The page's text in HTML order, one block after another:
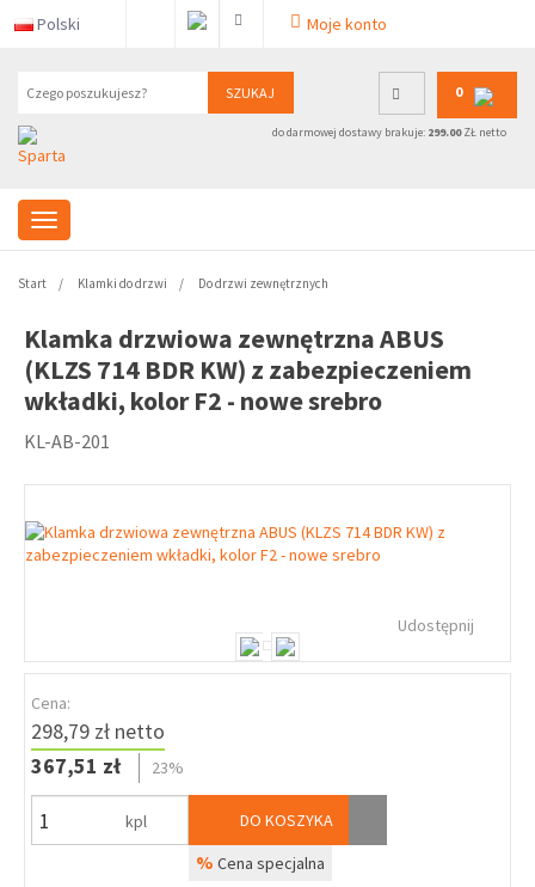
Polski Moje konto
SZUKAJ 0
do darmowej dostawy brakuje: 299.00ZŁ netto
Start Klamki do drzwi Do drzwi zewnętrznych
Klamka drzwiowa zewnętrzna ABUS
(KLZS 714 BDR KW) z zabezpieczeniem
wkładki, kolor F2 - nowe srebro
KL-AB-201
Udostępnij
Cena:
298,79 zł netto
367,51 zł
23%
kpl DO KOSZYKA
% Cena specjalna